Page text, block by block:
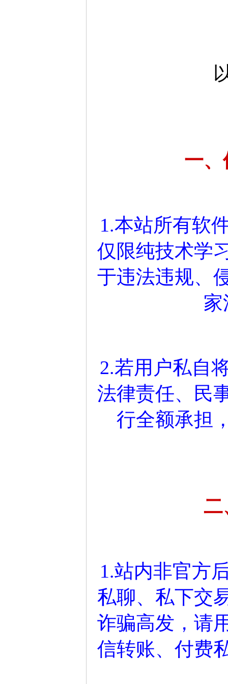
一
1.本站所有软
仅限纯技术学
于违法违规、
2.若用户私自
法律责任、民
行全额承担
二
1.站内非官方
私聊、私下交
诈骗高发，请
信转账、付费